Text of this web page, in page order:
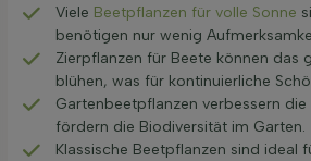
Viele Beetpflanzen für volle Sonne
benötigen nur wenig
Zierpflanzen für Beete können das
blühen, was für kontinuierliche
Gartenbeetpflanzen verbessern
fördern die Biodiversität im Garten.
Klassische Beetpflanzen sind ideal